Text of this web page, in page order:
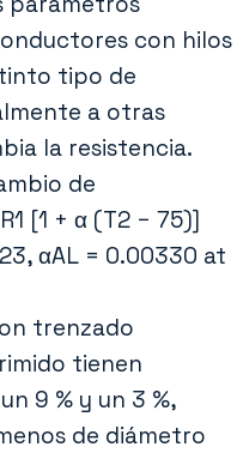
con hilos
tipo de
a otras
la resistencia.
de
[1 + α (T2 − 75)]
αAL = 0.00330 at
trenzado
tienen
9 % y un 3 %,
de diámetro